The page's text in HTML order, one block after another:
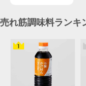
売れ筋調味料ランキ